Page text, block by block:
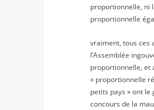
proportionnelle, ni
proportionnelle
vraiment, tous ces
l’Assemblée
proportionnelle, et
« proportionnelle
petits pays » ont
concours de la